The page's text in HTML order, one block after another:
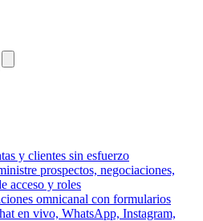
y clientes sin esfuerzo
prospectos, negociaciones,
acceso y roles
omnicanal con formularios
en vivo, WhatsApp, Instagram,